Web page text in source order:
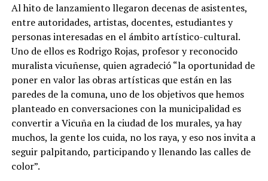
Al hito de lanzamiento llegaron decenas de asistentes,
entre autoridades, artistas, docentes, estudiantes y
personas interesadas en el ámbito artístico-cultural.
Uno de ellos es Rodrigo Rojas, profesor y reconocido
muralista vicuñense, quien agradeció “la oportunidad de
poner en valor las obras artísticas que están en las
paredes de la comuna, uno de los objetivos que hemos
planteado en conversaciones con la municipalidad es
convertir a Vicuña en la ciudad de los murales, ya hay
muchos, la gente los cuida, no los raya, y eso nos invita a
seguir palpitando, participando y llenando las calles de
color”.